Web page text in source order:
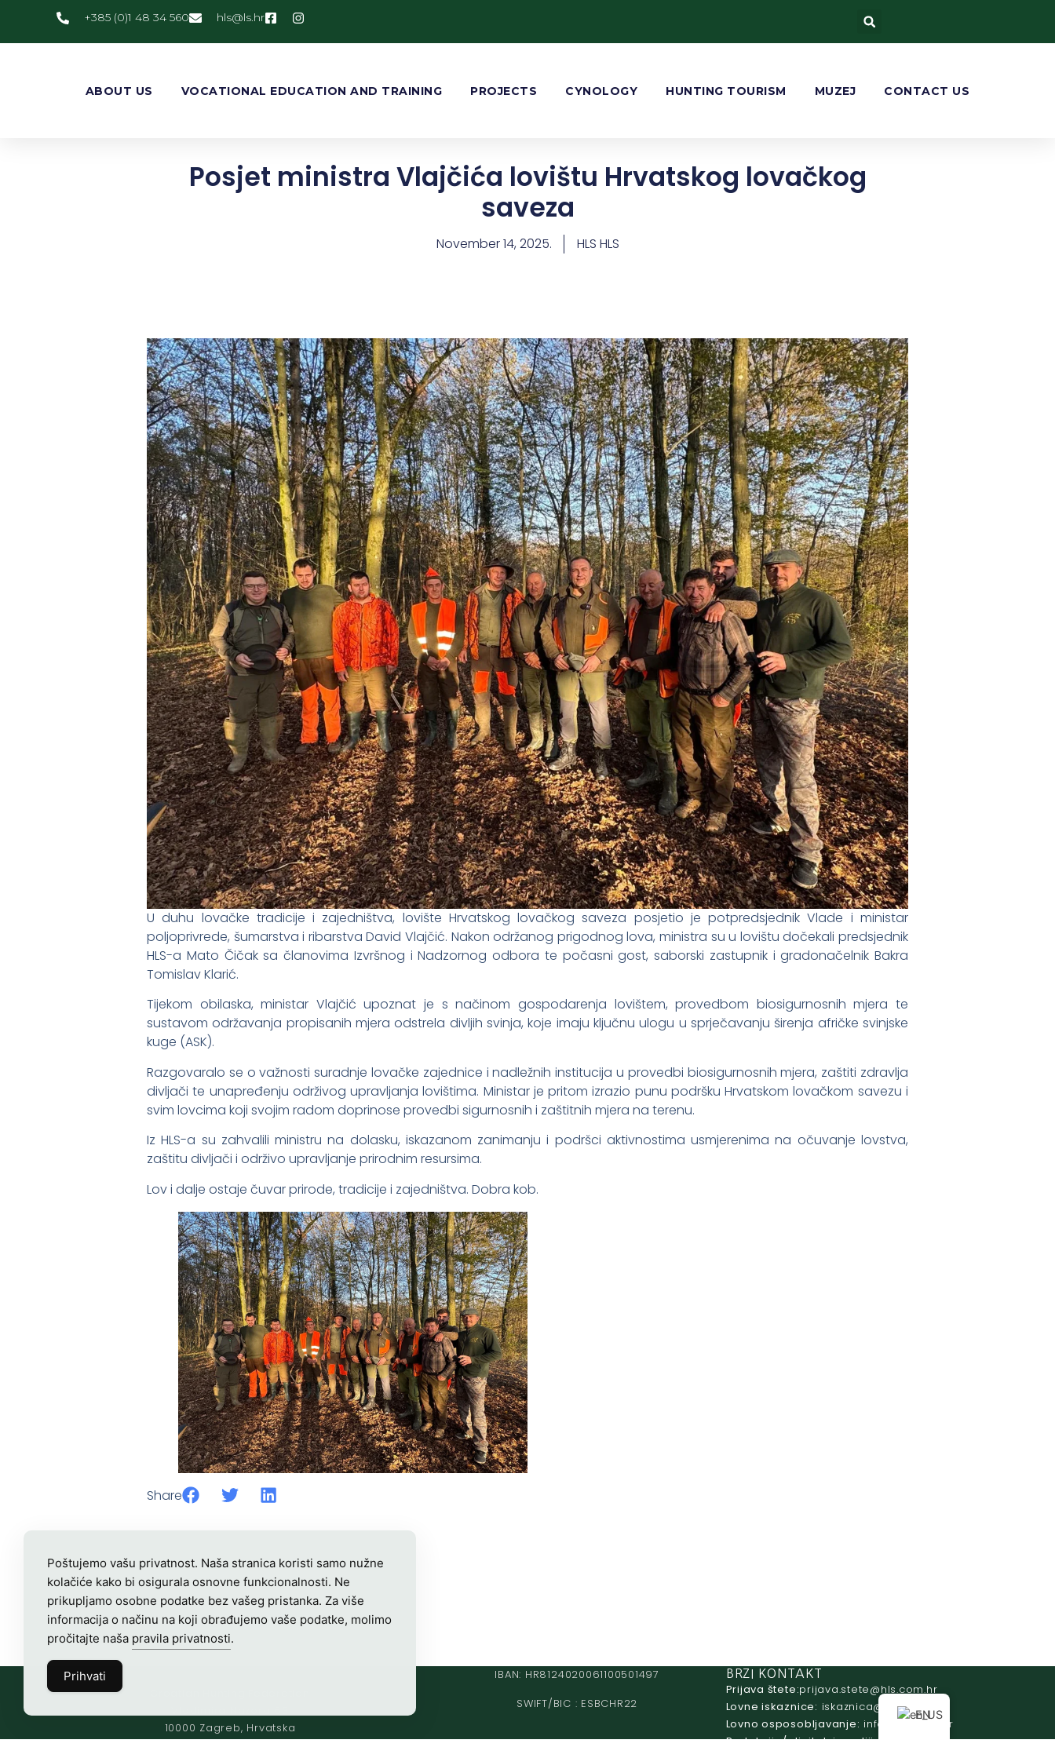
+385 (0)1 48 34 560 rh.sl
@slh
ABOUT US VOCATIONAL EDUCATION AND TRAINING PROJECTS CYNOLOGY HUNTING TOURISM MUZEJ CONTACT US
Posjet ministra Vlajčića lovištu Hrvatskog lovačkog
saveza
November 14, 2025. HLS HLS
U duhu lovačke tradicije i zajedništva, lovište Hrvatskog lovačkog saveza posjetio je potpredsjednik Vlade i ministar
poljoprivrede, šumarstva i ribarstva David Vlajčić. Nakon održanog prigodnog lova, ministra su u lovištu dočekali predsjednik
HLS-a Mato Čičak sa članovima Izvršnog i Nadzornog odbora te počasni gost, saborski zastupnik i gradonačelnik Bakra
Tomislav Klarić.
Tijekom obilaska, ministar Vlajčić upoznat je s načinom gospodarenja lovištem, provedbom biosigurnosnih mjera te
sustavom održavanja propisanih mjera odstrela divljih svinja, koje imaju ključnu ulogu u sprječavanju širenja afričke svinjske
kuge (ASK).
Razgovaralo se o važnosti suradnje lovačke zajednice i nadležnih institucija u provedbi biosigurnosnih mjera, zaštiti zdravlja
divljači te unapređenju održivog upravljanja lovištima. Ministar je pritom izrazio punu podršku Hrvatskom lovačkom savezu i
svim lovcima koji svojim radom doprinose provedbi sigurnosnih i zaštitnih mjera na terenu.
Iz HLS-a su zahvalili ministru na dolasku, iskazanom zanimanju i podršci aktivnostima usmjerenima na očuvanje lovstva,
zaštitu divljači i održivo upravljanje prirodnim resursima.
Lov i dalje ostaje čuvar prirode, tradicije i zajedništva. Dobra kob.
Share
10000 Zagreb, Hrvatska
IBAN: HR8124020061100501497
SWIFT/BIC : ESBCHR22
BRZI KONTAKT
Prijava štete: rh.moc.slh
@etets.avajirp
Lovne iskaznice:
rh.moc.slh
@acinzaksi
Lovno osposobljavanje:
rh.ude-slh
@ofni
Redakcija/ digitalni mediji:
rh.sl
Poštujemo vašu privatnost. Naša stranica koristi samo nužne
kolačiće kako bi osigurala osnovne funkcionalnosti. Ne
prikupljamo osobne podatke bez vašeg pristanka. Za više
informacija o načinu na koji obrađujemo vaše podatke, molimo
pročitajte naša pravila privatnosti.
Prihvati
EN